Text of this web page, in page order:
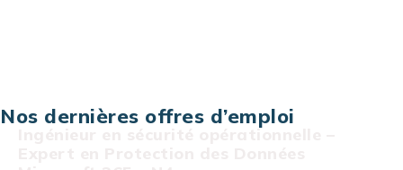
Nos dernières offres d’emploi
Ingénieur en sécurité opérationnelle –